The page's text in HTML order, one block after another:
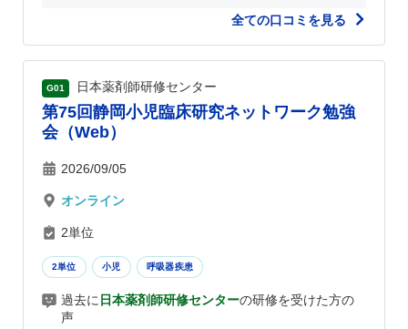
全ての口コミを見る
G01 日本薬剤師研修センター
第75回静岡小児臨床研究ネットワーク勉強
会（Web）
2026/09/05
オンライン
2単位
2単位 小児 呼吸器疾患
過去に 日本薬剤師研修センターの研修を受けた方の
声